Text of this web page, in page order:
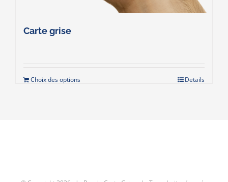
Carte grise
Choix des options Details